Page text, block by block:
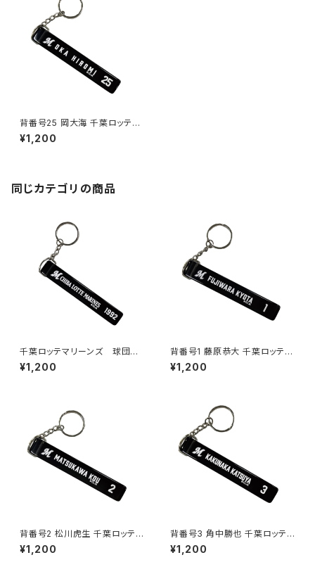
背番号25 岡大海 千葉ロッテマ
リーンズ 選手ホテルキーホルダ
ー
¥1,200
同じカテゴリの商品
千葉ロッテマリーンズ 球団ホ
テルキーホルダー
¥1,200
背番号1 藤原恭大 千葉ロッテマ
リーンズ 選手ホテルキーホルダ
ー
¥1,200
背番号2 松川虎生 千葉ロッテマ
リーンズ 選手ホテルキーホルダ
ー
¥1,200
背番号3 角中勝也 千葉ロッテマ
リーンズ 選手ホテルキーホルダ
ー
¥1,200